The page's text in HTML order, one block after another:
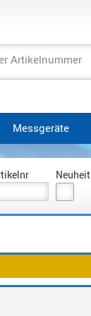
Artikelnummer
Messgeräte
Neuheit